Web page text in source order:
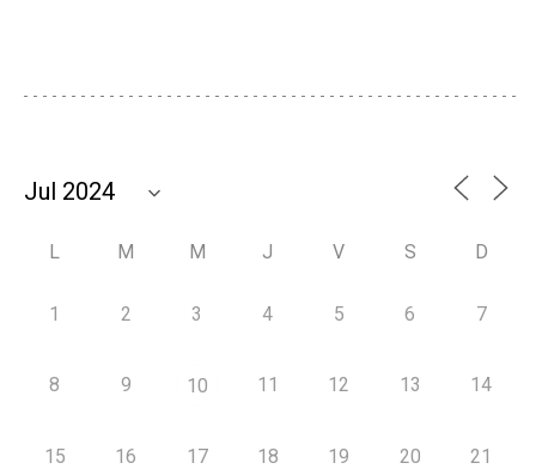
L M M J V S D
1 2 3 4 5 6 7
8 9 10 11 12 13 14
15 16 17 18 19 20 21